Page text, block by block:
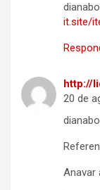
it.site/
http://
20 de
Anavar